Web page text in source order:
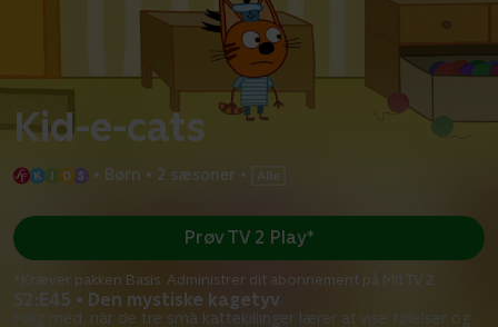
Kid-e-cats
• Børn • 2 sæsoner •
S2:E45 • Den mystiske kagetyv
Følg med, når de tre små kattekillinger lærer at vise følelser og
Prøv TV 2 Play*
*Kræver pakken Basis. Administrer dit abonnement på Mit TV 2.